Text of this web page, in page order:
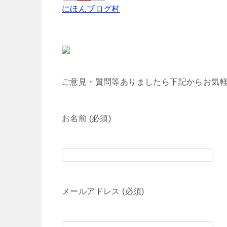
にほんブログ村
ご意見・質問等ありましたら下記からお気
お名前 (必須)
メールアドレス (必須)